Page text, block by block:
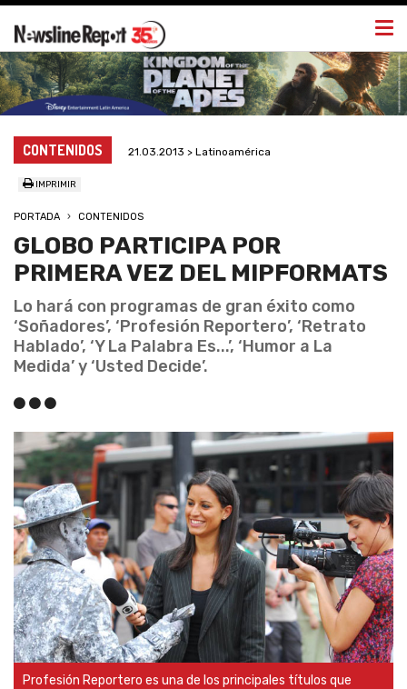
CONTENIDOS 21.03.2013 > Latinoamérica
IMPRIMIR
PORTADA CONTENIDOS
GLOBO PARTICIPA POR
PRIMERA VEZ DEL MIPFORMATS
Lo hará con programas de gran éxito como
‘Soñadores’, ‘Profesión Reportero’, ‘Retrato
Hablado’, ‘Y La Palabra Es...’, ‘Humor a La
Medida’ y ‘Usted Decide’.
Profesión Reportero es una de los principales títulos que